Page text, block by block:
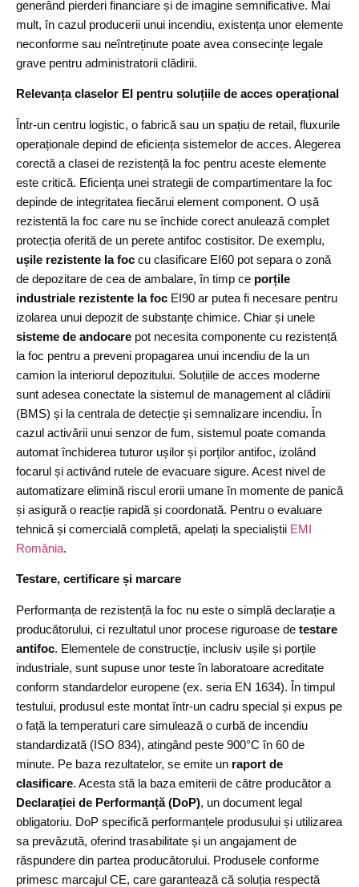
generând pierderi financiare și de imagine semnificative. Mai
mult, în cazul producerii unui incendiu, existența unor elemente
neconforme sau neîntreținute poate avea consecințe legale
grave pentru administratorii clădirii.
Relevanța claselor EI pentru soluțiile de acces operațional
Într-un centru logistic, o fabrică sau un spațiu de retail, fluxurile
operaționale depind de eficiența sistemelor de acces. Alegerea
corectă a clasei de rezistență la foc pentru aceste elemente
este critică. Eficiența unei strategii de compartimentare la foc
depinde de integritatea fiecărui element component. O ușă
rezistentă la foc care nu se închide corect anulează complet
protecția oferită de un perete antifoc costisitor. De exemplu,
ușile rezistente la foc cu clasificare EI60 pot separa o zonă
de depozitare de cea de ambalare, în timp ce porțile
industriale rezistente la foc EI90 ar putea fi necesare pentru
izolarea unui depozit de substanțe chimice. Chiar și unele
sisteme de andocare pot necesita componente cu rezistență
la foc pentru a preveni propagarea unui incendiu de la un
camion la interiorul depozitului. Soluțiile de acces moderne
sunt adesea conectate la sistemul de management al clădirii
(BMS) și la centrala de detecție și semnalizare incendiu. În
cazul activării unui senzor de fum, sistemul poate comanda
automat închiderea tuturor ușilor și porților antifoc, izolând
focarul și activând rutele de evacuare sigure. Acest nivel de
automatizare elimină riscul erorii umane în momente de panică
și asigură o reacție rapidă și coordonată. Pentru o evaluare
tehnică și comercială completă, apelați la specialiștii EMI
România.
Testare, certificare și marcare
Performanța de rezistență la foc nu este o simplă declarație a
producătorului, ci rezultatul unor procese riguroase de testare
antifoc. Elementele de construcție, inclusiv ușile și porțile
industriale, sunt supuse unor teste în laboratoare acreditate
conform standardelor europene (ex. seria EN 1634). În timpul
testului, produsul este montat într-un cadru special și expus pe
o față la temperaturi care simulează o curbă de incendiu
standardizată (ISO 834), atingând peste 900°C în 60 de
minute. Pe baza rezultatelor, se emite un raport de
clasificare. Acesta stă la baza emiterii de către producător a
Declarației de Performanță (DoP), un document legal
obligatoriu. DoP specifică performanțele produsului și utilizarea
sa prevăzută, oferind trasabilitate și un angajament de
răspundere din partea producătorului. Produsele conforme
primesc marcajul CE, care garantează că soluția respectă